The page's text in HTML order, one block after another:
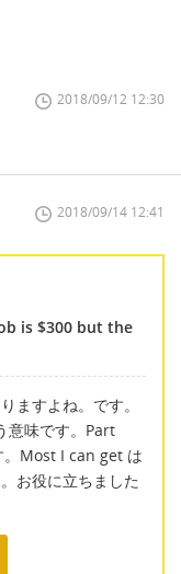
2018/09/12 12:30
2018/09/14 12:41
is $300 but the
ますよね。です。
意味です。Part
Most I can get は
お役に立ちました